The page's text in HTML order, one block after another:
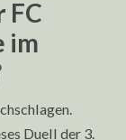
FC
im
Duell der 3.